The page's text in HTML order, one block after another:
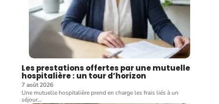
Les prestations offertes par une mutuelle
hospitalière : un tour d’horizon
7 août 2026
Une mutuelle hospitalière prend en charge les frais liés à un
séjour…